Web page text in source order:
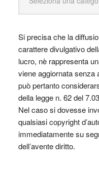
Si precisa che la
carattere divulgativo
lucro, nè rappresenta
viene aggiornata senza
può pertanto
della legge n. 62 del
Nel caso si dovesse
qualsiasi copyright
immediatamente su
dell’avente diritto.